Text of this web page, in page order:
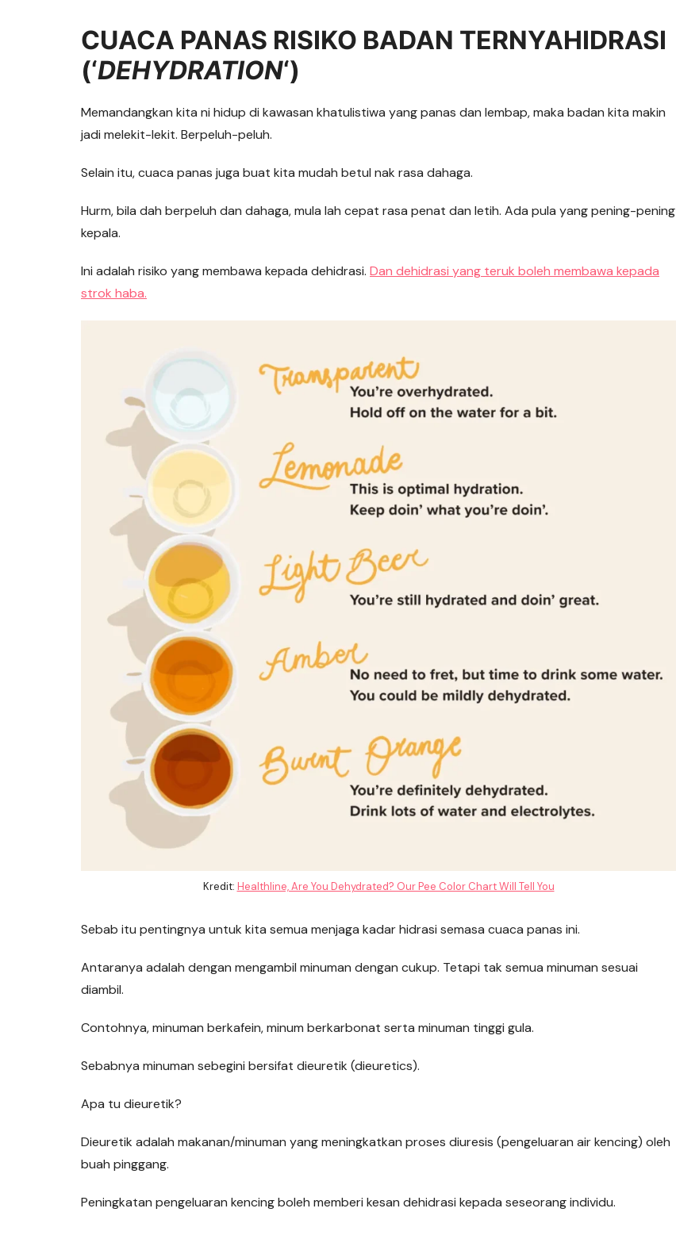
CUACA PANAS RISIKO BADAN TERNYAHIDRASI
(‘DEHYDRATION‘)
Memandangkan kita ni hidup di kawasan khatulistiwa yang panas dan lembap, maka badan kita makin
jadi melekit-lekit. Berpeluh-peluh.
Selain itu, cuaca panas juga buat kita mudah betul nak rasa dahaga.
Hurm, bila dah berpeluh dan dahaga, mula lah cepat rasa penat dan letih. Ada pula yang pening-pening
kepala.
Ini adalah risiko yang membawa kepada dehidrasi. Dan dehidrasi yang teruk boleh membawa kepada
strok haba.
Kredit: Healthline, Are You Dehydrated? Our Pee Color Chart Will Tell You
Sebab itu pentingnya untuk kita semua menjaga kadar hidrasi semasa cuaca panas ini.
Antaranya adalah dengan mengambil minuman dengan cukup. Tetapi tak semua minuman sesuai
diambil.
Contohnya, minuman berkafein, minum berkarbonat serta minuman tinggi gula.
Sebabnya minuman sebegini bersifat dieuretik (dieuretics).
Apa tu dieuretik?
Dieuretik adalah makanan/minuman yang meningkatkan proses diuresis (pengeluaran air kencing) oleh
buah pinggang.
Peningkatan pengeluaran kencing boleh memberi kesan dehidrasi kepada seseorang individu.